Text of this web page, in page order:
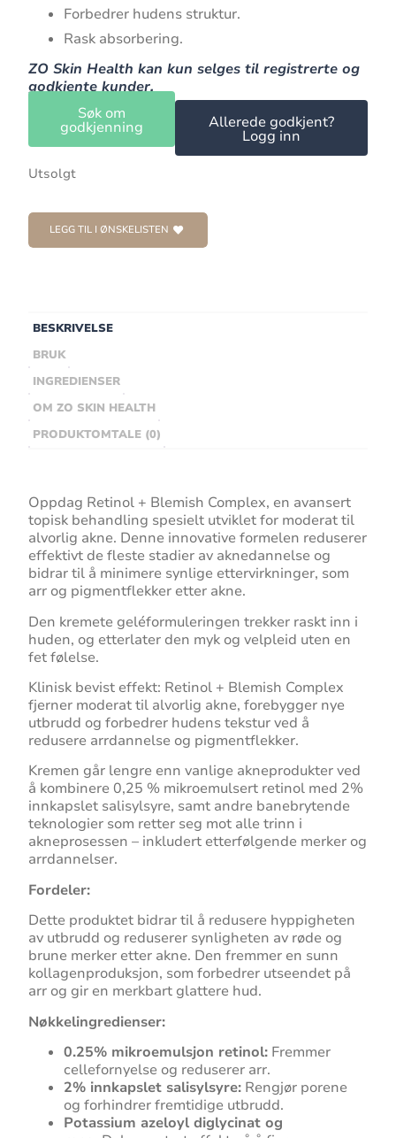
Forbedrer hudens struktur.
Rask absorbering.
ZO Skin Health kan kun selges til registrerte og
godkjente kunder.
Søk om
godkjenning Allerede godkjent?
Logg inn
Utsolgt
LEGG TIL I ØNSKELISTEN
BESKRIVELSE
BRUK
INGREDIENSER
OM ZO SKIN HEALTH
PRODUKTOMTALE (0)
Oppdag Retinol + Blemish Complex, en avansert
topisk behandling spesielt utviklet for moderat til
alvorlig akne. Denne innovative formelen reduserer
effektivt de fleste stadier av aknedannelse og
bidrar til å minimere synlige ettervirkninger, som
arr og pigmentflekker etter akne.
Den kremete geléformuleringen trekker raskt inn i
huden, og etterlater den myk og velpleid uten en
fet følelse.
Klinisk bevist effekt: Retinol + Blemish Complex
fjerner moderat til alvorlig akne, forebygger nye
utbrudd og forbedrer hudens tekstur ved å
redusere arrdannelse og pigmentflekker.
Kremen går lengre enn vanlige akneprodukter ved
å kombinere 0,25 % mikroemulsert retinol med 2%
innkapslet salisylsyre, samt andre banebrytende
teknologier som retter seg mot alle trinn i
akneprosessen – inkludert etterfølgende merker og
arrdannelser.
Fordeler:
Dette produktet bidrar til å redusere hyppigheten
av utbrudd og reduserer synligheten av røde og
brune merker etter akne. Den fremmer en sunn
kollagenproduksjon, som forbedrer utseendet på
arr og gir en merkbart glattere hud.
Nøkkelingredienser:
0.25% mikroemulsjon retinol: Fremmer
cellefornyelse og reduserer arr.
2% innkapslet salisylsyre: Rengjør porene
og forhindrer fremtidige utbrudd.
Potassium azeloyl diglycinat og